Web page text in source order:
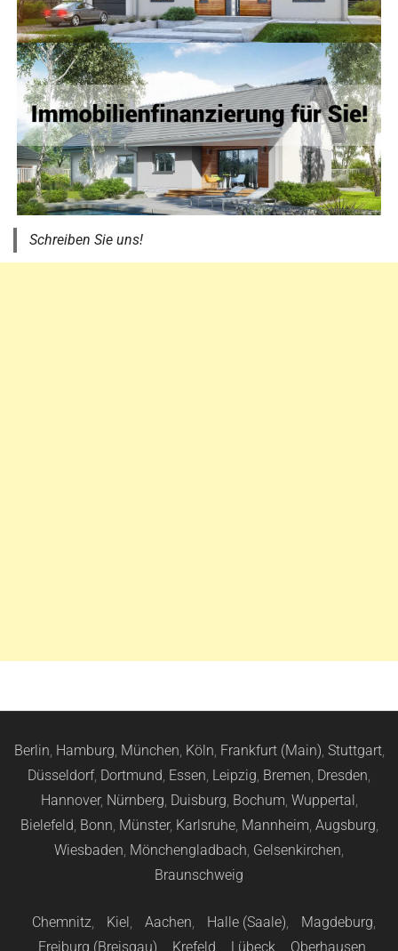
Schreiben Sie uns!
Berlin, Hamburg, München, Köln, Frankfurt (Main), Stuttgart,
Düsseldorf, Dortmund, Essen, Leipzig, Bremen, Dresden,
Hannover, Nürnberg, Duisburg, Bochum, Wuppertal,
Bielefeld, Bonn, Münster, Karlsruhe, Mannheim, Augsburg,
Wiesbaden, Mönchengladbach, Gelsenkirchen,
Braunschweig
Chemnitz, Kiel, Aachen, Halle (Saale), Magdeburg,
Freiburg (Breisgau)
Krefeld Lübeck Oberhausen